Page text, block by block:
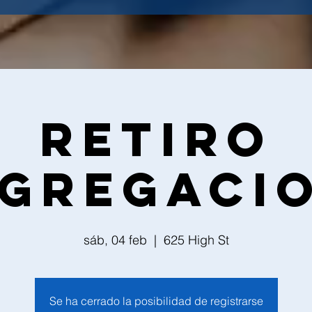
Retiro
sáb, 04 feb
  |
625 High St
Se ha cerrado la posibilidad de registrarse